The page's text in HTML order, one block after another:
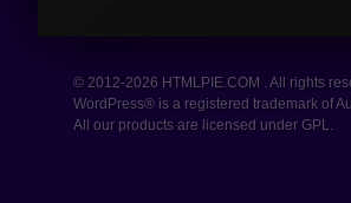
© 2012-2026 HTMLPIE.COM . All rights
WordPress® is a registered trademark of
All our products are licensed under GPL.